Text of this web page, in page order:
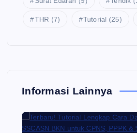
THR (7) Tutorial (25)
Informasi Lainnya